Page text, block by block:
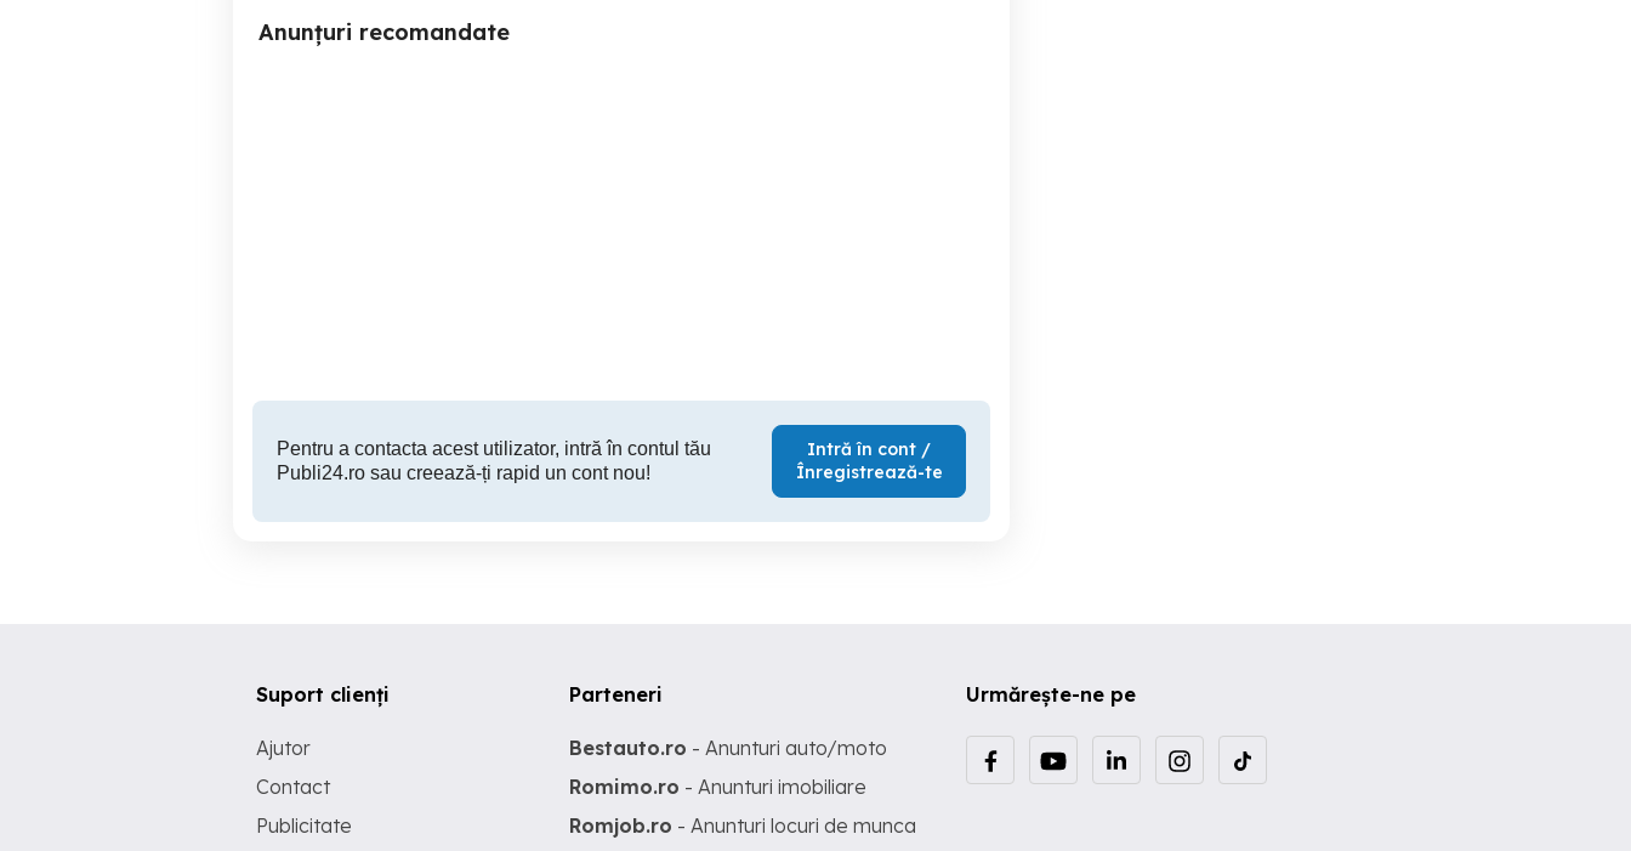
Anunțuri recomandate
Pentru a contacta acest utilizator, intră în contul tău
Publi24.ro sau creează-ți rapid un cont nou!
Intră în cont /
Înregistrează-te
Urmărește-ne pe
Suport clienți
Ajutor
Contact
Publicitate
Parteneri
Bestauto.ro - Anunturi auto/moto
Romimo.ro - Anunturi imobiliare
Romjob.ro - Anunturi locuri de munca